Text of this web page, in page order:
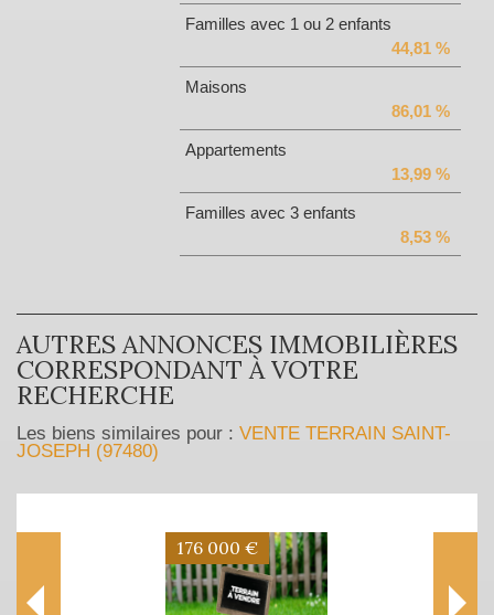
Familles avec 1 ou 2 enfants
44,81 %
Maisons
86,01 %
Appartements
13,99 %
Familles avec 3 enfants
8,53 %
AUTRES ANNONCES IMMOBILIÈRES
CORRESPONDANT À VOTRE
RECHERCHE
Les biens similaires pour : VENTE TERRAIN SAINT-
JOSEPH (97480)
176 000 €